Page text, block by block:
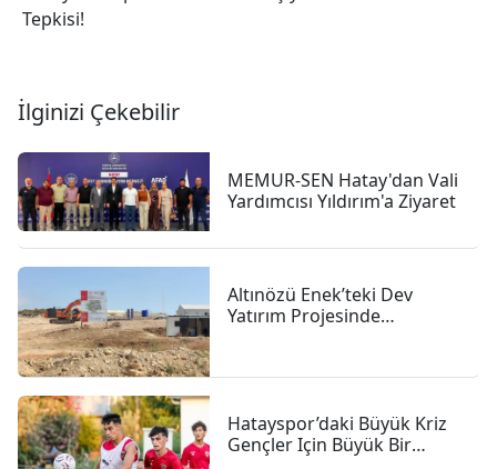
Tepkisi!
İlginizi Çekebilir
MEMUR-SEN Hatay'dan Vali
Yardımcısı Yıldırım'a Ziyaret
Altınözü Enek’teki Dev
Yatırım Projesinde
Hatayspor’daki Büyük Kriz
Gençler Için Büyük Bir